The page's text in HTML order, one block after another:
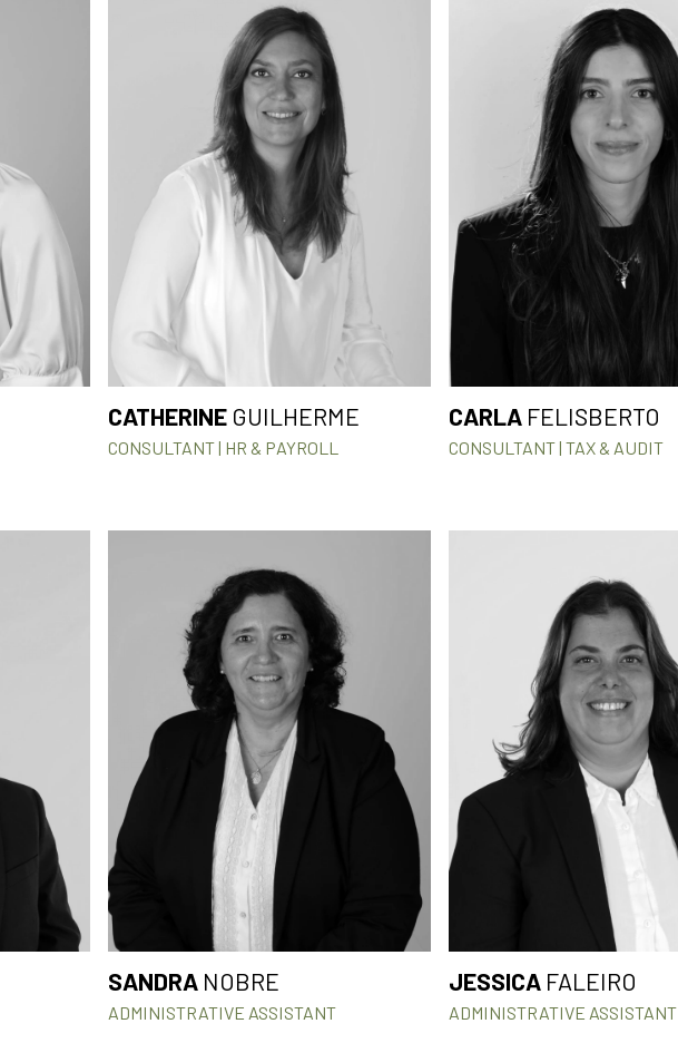
CATHERINEGUILHERME
CONSULTANT | HR & PAYROLL
CARLA FELISBERTO
CONSULTANT | TAX & AUDIT
SANDRANOBRE
ADMINISTRATIVE ASSISTANT
JESSICA FALEIRO
ADMINISTRATIVE ASSISTANT